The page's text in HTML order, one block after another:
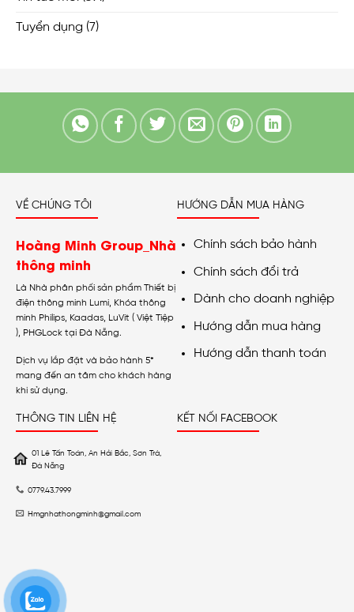
Tuyển dụng (7)
VỀ CHÚNG TÔI
Hoàng Minh Group_Nhà
thông minh
Là Nhà phân phối sản phẩm Thiết bị
điện thông minh Lumi, Khóa thông
minh Philips, Kaadas, LuVit ( Việt Tiệp
), PHGLock tại Đà Nẵng.
Dịch vụ lắp đặt và bảo hành 5*
mang đến an tâm cho khách hàng
khi sử dụng.
HƯỚNG DẪN MUA HÀNG
Chính sách bảo hành
Chính sách đổi trả
Dành cho doanh nghiệp
Hướng dẫn mua hàng
Hướng dẫn thanh toán
THÔNG TIN LIÊN HỆ
01 Lê Tấn Toán, An Hải Bắc, Sơn Trà,
Đà Nẵng
0779.43.7999
Hmgnhathongminh@gmail.com
KẾT NỐI FACEBOOK